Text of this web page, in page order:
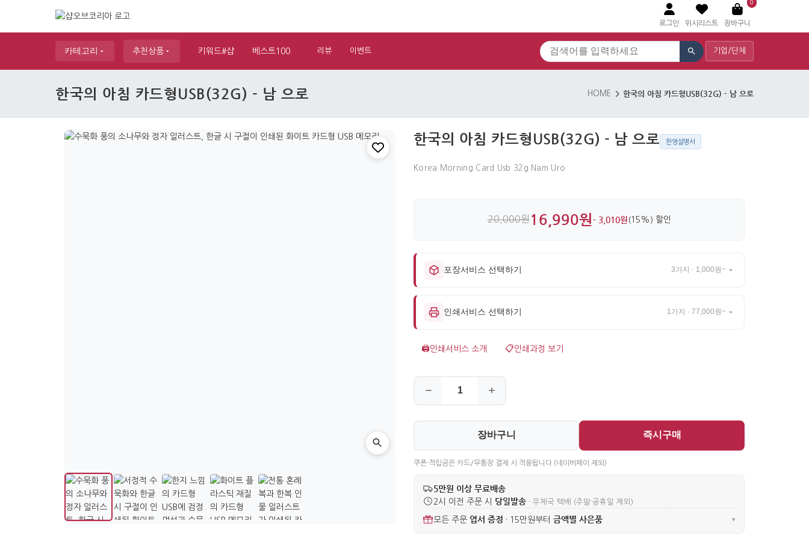
로그인 위시리스트
0
장바구니
카테고리 추천상품 키워드#샵 베스트100 리뷰 이벤트 기업/단체
한국의 아침 카드형USB(32G) - 남 으로 HOME 한국의 아침 카드형USB(32G) - 남 으로
한국의 아침 카드형USB(32G) - 남 으로 한영설명서
Korea Morning Card Usb 32g Nam Uro
20,000원16,990원 - 3,010원 (15%) 할인
포장서비스 선택하기 3가지 · 1,000원~
인쇄서비스 선택하기 1가지 · 77,000원~
🖨️인쇄서비스 소개 📋인쇄과정 보기
장바구니 즉시구매
쿠폰·적립금은 카드/무통장 결제 시 적용됩니다 (네이버페이 제외)
5만원 이상 무료배송
2시 이전 주문 시 당일발송 · 우체국 택배 (주말·공휴일 제외)
모든 주문 엽서 증정 · 15만원부터 금액별 사은품 ▾